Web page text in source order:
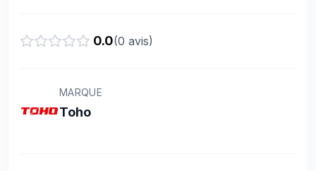
0.0(0 avis)
MARQUE
Toho